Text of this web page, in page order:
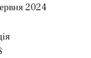
2024